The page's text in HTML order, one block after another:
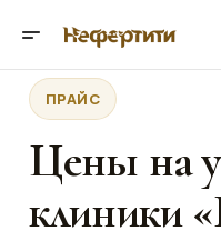
ПРАЙС
Цены на
клиники